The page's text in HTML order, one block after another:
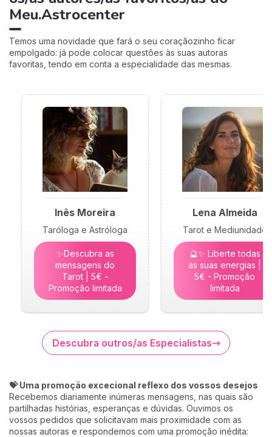
Meu.Astrocenter
Temos uma novidade que fará o seu coraçãozinho ficar
empolgado: já pode colocar questões às suas autoras
favoritas, tendo em conta a especialidade das mesmas.
Inês Moreira
Taróloga e Astróloga
✨Descubra as
mensagens do
Tarot | 5€ -
Promoção limitada
Lena Almeida
Tarot e Mediunidade
🔮✨ Liberte todas
as suas energias |
5€ - Promoção
limitada
Descubra outros/as Especialistas
💝 Uma promoção excecional reflexo dos vossos desejos
Recebemos diariamente inúmeras mensagens, nas quais são
partilhadas histórias, esperanças e dúvidas. Ouvimos os
vossos pedidos que solicitavam mais proximidade com as
nossas autoras e respondemos com uma promoção inédita: